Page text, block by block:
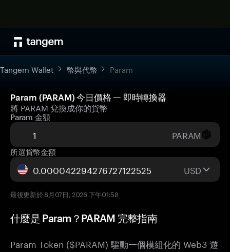
Tangem Wallet 幣與代幣 Param
Param (PARAM) 今日價格 — 即時轉換器
將 PARAM 兌換成你的貨幣
Param 金額
PARAM
所選貨幣金額
USD
最後更新於 8月07日, 2026 下午01:58
什麼是 Param？PARAM 完整指南
Param Token ($PARAM) 驅動一個模組化的 Web3 遊